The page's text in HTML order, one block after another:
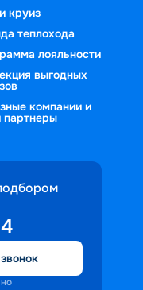
круиз
теплохода
лояльности
выгодных
компании и
партнеры